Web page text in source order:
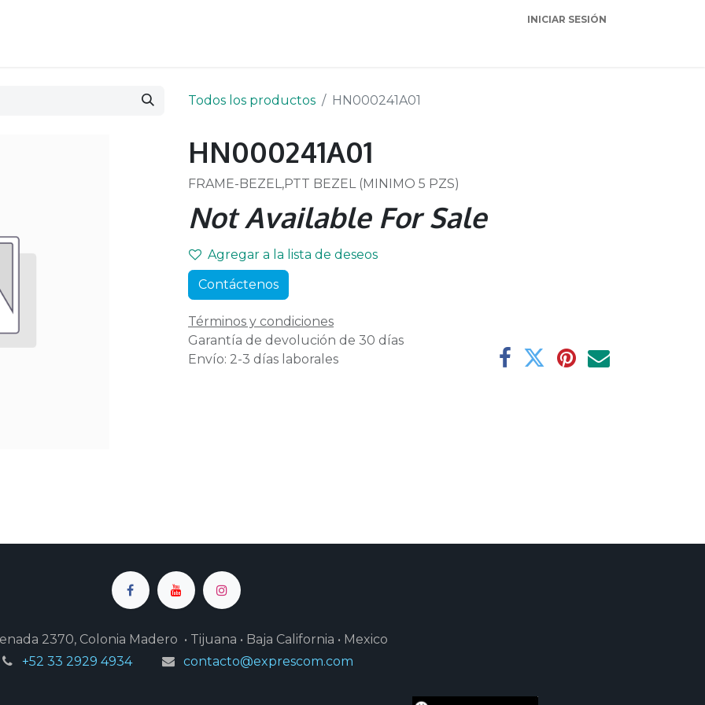
INICIAR SESIÓN
Todos los productos HN000241A01
HN000241A01
FRAME-BEZEL,PTT BEZEL (MINIMO 5 PZS)
Not Available For Sale
Agregar a la lista de deseos
Contáctenos
Términos y condiciones
Garantía de devolución de 30 días
Envío: 2-3 días laborales
2370, Colonia Madero • Tijuana • Baja California • Mexico
+52 33 2929 4934
contacto@exprescom.com